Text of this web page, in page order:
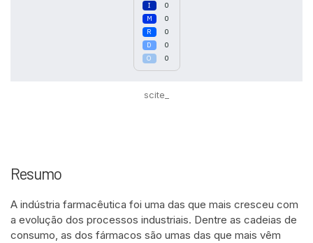
0
0
0
0
0
Other
0
scite_
Resumo
A indústria farmacêutica foi uma das que mais cresceu com
a evolução dos processos industriais. Dentre as cadeias de
consumo, as dos fármacos são umas das que mais vêm